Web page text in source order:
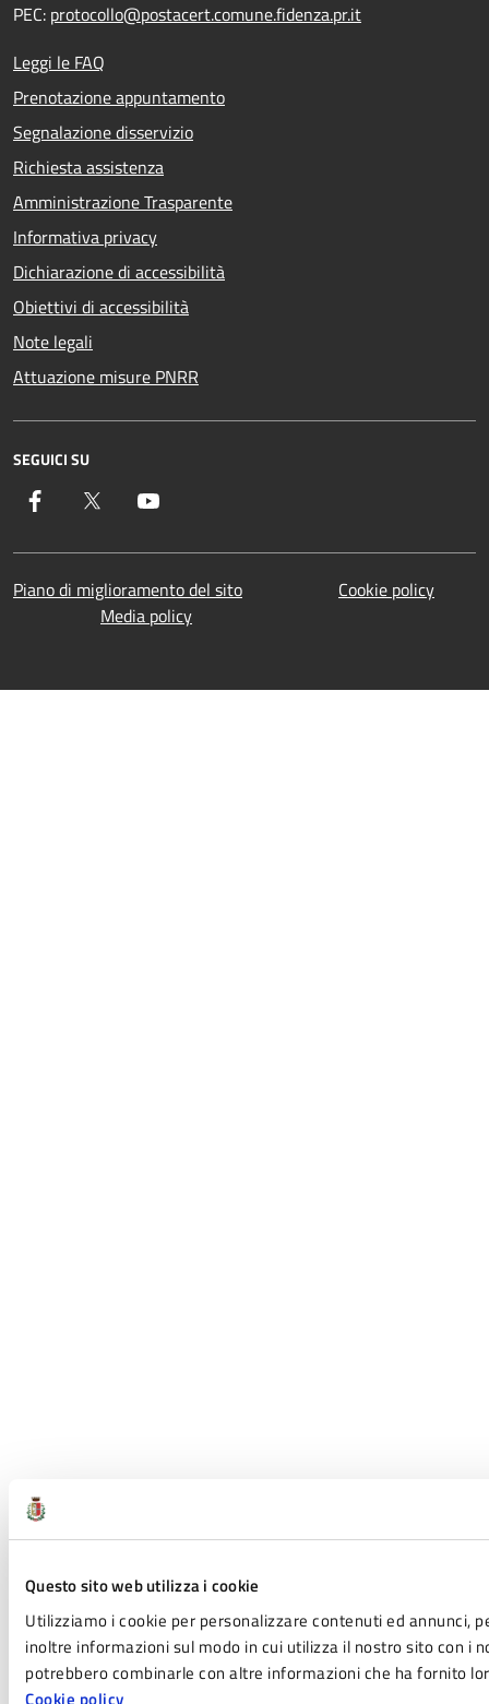
Questo sito web utilizza i cookie
Utilizziamo i cookie per personalizzare contenuti ed annunci,
inoltre informazioni sul modo in cui utilizza il nostro sito con i
potrebbero combinarle con altre informazioni che ha fornito
Cookie policy
PEC: protocollo@postacert.comune.fidenza.pr.it
Leggi le FAQ
Prenotazione appuntamento
Segnalazione disservizio
Richiesta assistenza
Amministrazione Trasparente
Informativa privacy
Dichiarazione di accessibilità
Obiettivi di accessibilità
Note legali
Attuazione misure PNRR
SEGUICI SU
Facebook Twitter
Piano di miglioramento del sito
Cookie policy
Media policy